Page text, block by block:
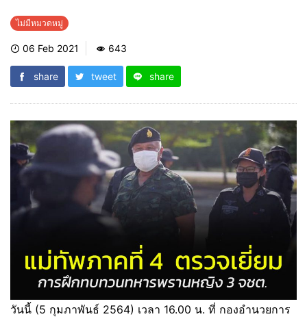
ไม่มีหมวดหมู่
06 Feb 2021 643
share tweet share
วันนี้ (5 กุมภาพันธ์ 2564)​ เวลา 16.00 น. ที่ กองอำนวยการ